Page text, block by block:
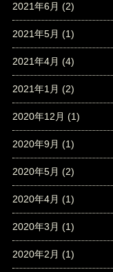
2021年6月 (2)
2021年5月 (1)
2021年4月 (4)
2021年1月 (2)
2020年12月 (1)
2020年9月 (1)
2020年5月 (2)
2020年4月 (1)
2020年3月 (1)
2020年2月 (1)